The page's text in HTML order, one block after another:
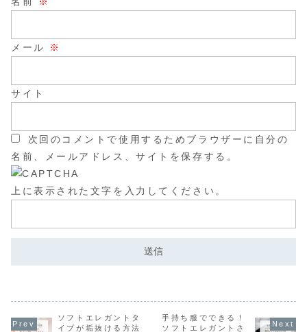
メール ※
サイト
次回のコメントで使用するためブラウザーに自分の
名前、メールアドレス、サイトを保存する。
上に表示された文字を入力してください。
ソフトエレガントタ
イプが垢抜ける方法
手持ち服でできる！
ソフトエレガントさ